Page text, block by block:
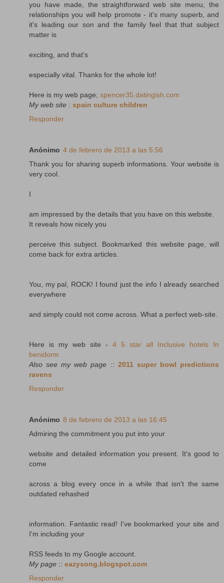
you have made, the straightforward web site menu, the
relationships you will help promote - it's many superb, and
it's leading our son and the family feel that that subject
matter is
exciting, and that's
especially vital. Thanks for the whole lot!
Here is my web page; spencer35.datingish.com
My web site : spain culture children
Responder
Anónimo 4 de febrero de 2013 a las 5:56
Thank you for sharing superb informations. Your website is
very cool.
I
am impressed by the details that you have on this website.
It reveals how nicely you
perceive this subject. Bookmarked this website page, will
come back for extra articles.
You, my pal, ROCK! I found just the info I already searched
everywhere
and simply could not come across. What a perfect web-site.
Here is my web site - 4 5 star all Inclusive hotels In
benidorm
Also see my web page :: 2011 super bowl predictions
ravens
Responder
Anónimo 8 de febrero de 2013 a las 16:45
Admiring the commitment you put into your
website and detailed information you present. It's good to
come
across a blog every once in a while that isn't the same
outdated rehashed
information. Fantastic read! I've bookmarked your site and
I'm including your
RSS feeds to my Google account.
My page :: eazysong.blogspot.com
Responder